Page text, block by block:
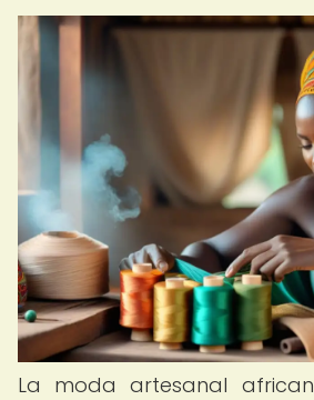
La moda artesanal